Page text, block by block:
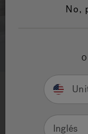
No,
Inglés